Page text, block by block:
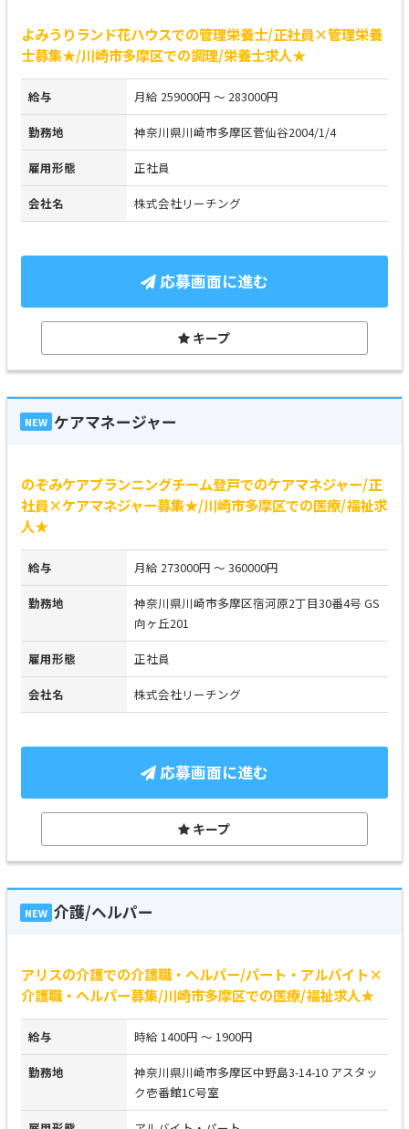
よみうりランド花ハウスでの管理栄養士/正社員×管理栄養
士募集★/川崎市多摩区での調理/栄養士求人★
給与 月給 259000円 ～ 283000円
勤務地 神奈川県川崎市多摩区菅仙谷2004/1/4
雇用形態 正社員
会社名 株式会社リーチング
応募画面に進む
キープ
NEW ケアマネージャー
のぞみケアプランニングチーム登戸でのケアマネジャー/正
社員×ケアマネジャー募集★/川崎市多摩区での医療/福祉求
人★
給与 月給 273000円 ～ 360000円
勤務地
神奈川県川崎市多摩区宿河原2丁目30番4号 GS
向ヶ丘201
雇用形態 正社員
会社名 株式会社リーチング
応募画面に進む
キープ
NEW 介護/ヘルパー
アリスの介護での介護職・ヘルパー/パート・アルバイト×
介護職・ヘルパー募集/川崎市多摩区での医療/福祉求人★
給与 時給 1400円 ～ 1900円
勤務地
神奈川県川崎市多摩区中野島3-14-10 アスタッ
ク壱番館1C号室